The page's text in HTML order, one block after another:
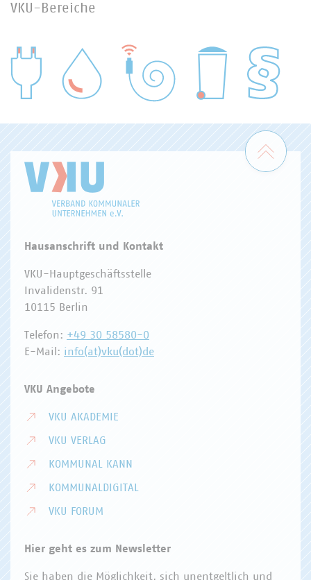
VKU-Bereiche
Zum
Hausanschrift und Kontakt
VKU-Hauptgeschäftsstelle
Invalidenstr. 91
10115 Berlin
Telefon: +49 30 58580-0
E-Mail: info(at)vku(dot)de
VKU Angebote
VKU AKADEMIE
VKU VERLAG
KOMMUNAL KANN
KOMMUNALDIGITAL
VKU FORUM
Hier geht es zum Newsletter
Sie haben die Möglichkeit, sich unentgeltlich und